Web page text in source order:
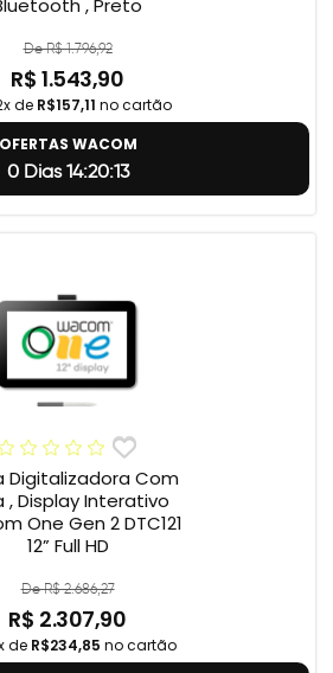
, Preto
De R$ 1.796,92
R$ 1.543,90
de R$157,11 no cartão
OFERTAS WACOM
0 Dias 14:20:12
Digitalizadora Com
, Display Interativo
One Gen 2 DTC121
12” Full HD
De R$ 2.686,27
R$ 2.307,90
de R$234,85 no cartão